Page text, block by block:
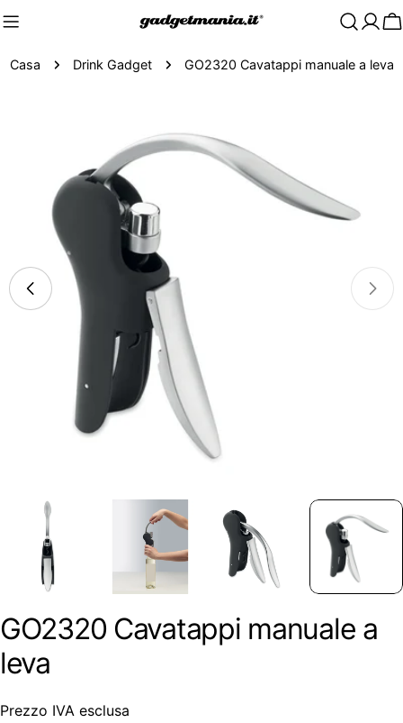
Casa Drink Gadget GO2320 Cavatappi manuale a leva
prodotto
GO2320 Cavatappi manuale a
leva
Prezzo IVA esclusa